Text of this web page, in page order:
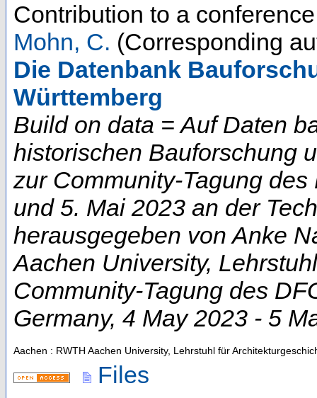
Contribution to a
Mohn, C. (Corresponding
Die Datenbank
Württemberg
Build on data = Auf Daten
historischen Bauforschung
zur Community-Tagung
und 5. Mai 2023 an der
herausgegeben von Anke
Aachen University,
Community-Tagung des
Germany, 4 May 2023 - 5
Aachen : RWTH Aachen University, Lehrstuhl für
Files